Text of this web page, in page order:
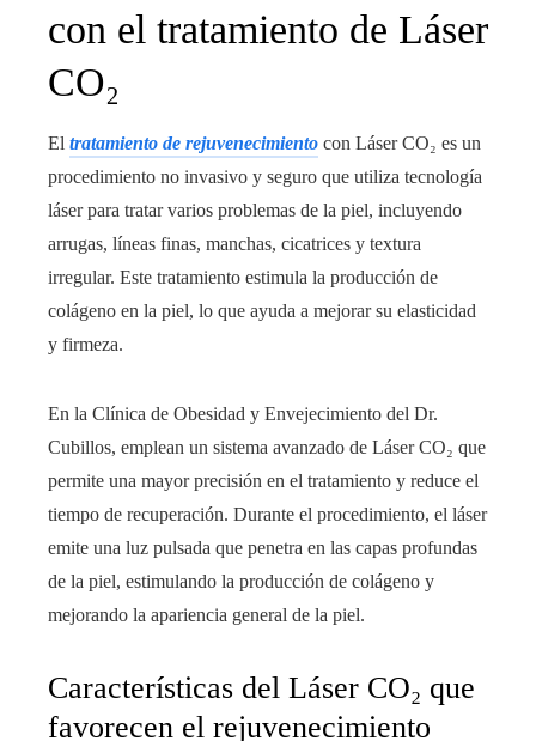
con el tratamiento de Láser
CO₂
El tratamiento de rejuvenecimiento con Láser CO₂ es un
procedimiento no invasivo y seguro que utiliza tecnología
láser para tratar varios problemas de la piel, incluyendo
arrugas, líneas finas, manchas, cicatrices y textura
irregular. Este tratamiento estimula la producción de
colágeno en la piel, lo que ayuda a mejorar su elasticidad
y firmeza.
En la Clínica de Obesidad y Envejecimiento del Dr.
Cubillos, emplean un sistema avanzado de Láser CO₂ que
permite una mayor precisión en el tratamiento y reduce el
tiempo de recuperación. Durante el procedimiento, el láser
emite una luz pulsada que penetra en las capas profundas
de la piel, estimulando la producción de colágeno y
mejorando la apariencia general de la piel.
Características del Láser CO₂ que
favorecen el rejuvenecimiento